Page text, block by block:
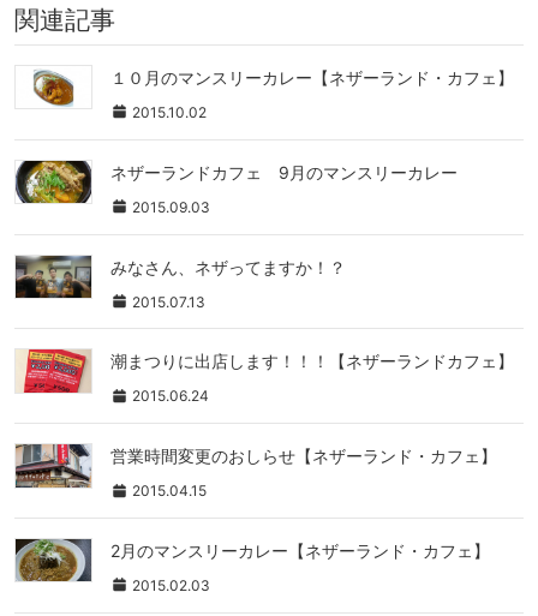
関連記事
１０月のマンスリーカレー【ネザーランド・カフェ】
2015.10.02
ネザーランドカフェ 9月のマンスリーカレー
2015.09.03
みなさん、ネザってますか！？
2015.07.13
潮まつりに出店します！！！【ネザーランドカフェ】
2015.06.24
営業時間変更のおしらせ【ネザーランド・カフェ】
2015.04.15
2月のマンスリーカレー【ネザーランド・カフェ】
2015.02.03